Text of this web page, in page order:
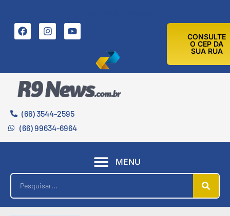
CONSULTE
O CEP DA
SUA RUA
(66) 3544-2595
(66) 99634-6964
MENU